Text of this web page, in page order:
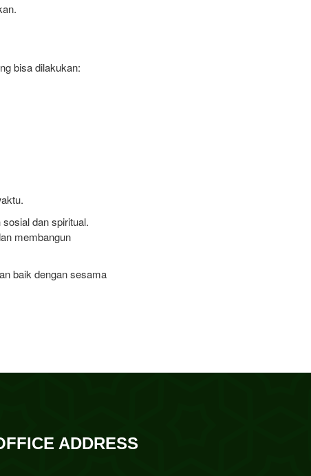
bisa dilakukan:
dan spiritual.
membangun
baik dengan sesama
ADDRESS